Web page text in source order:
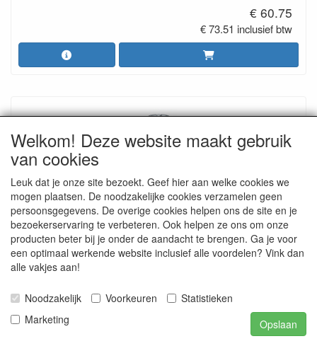
€ 60.75
€ 73.51 inclusief btw
Varta C-cel / stuk. incl. 0,1239 recyclagebijdrage /
4st
Industrial - High Power Perfomance
€ 3.57
Welkom! Deze website maakt gebruik
van cookies
Leuk dat je onze site bezoekt. Geef hier aan welke cookies we
mogen plaatsen. De noodzakelijke cookies verzamelen geen
persoonsgegevens. De overige cookies helpen ons de site en je
bezoekerservaring te verbeteren. Ook helpen ze ons om onze
producten beter bij je onder de aandacht te brengen. Ga je voor
een optimaal werkende website inclusief alle voordelen? Vink dan
alle vakjes aan!
Noodzakelijk Voorkeuren
Statistieken
Marketing
Opslaan